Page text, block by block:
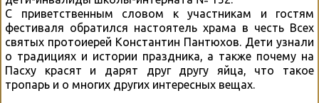
С приветственным словом к участникам и гостям
фестиваля обратился настоятель храма в честь Всех
святых протоиерей Константин Пантюхов. Дети узнали
о традициях и истории праздника, а также почему на
Пасху красят и дарят друг другу яйца, что такое
тропарь и о многих других интересных вещах.